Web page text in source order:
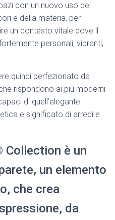
con un nuovo uso del
e della materia, per
un contesto vitale dove il
personali, vibranti,
quindi perfezionato da
rispondono ai più moderni
di quell’elegante
e significato di arredi e
Collection è un
un elemento
che crea
da